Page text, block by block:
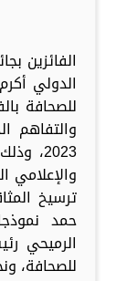
الفائزين
الدولي
للصحافة
والتفاهم
2023،
ترسيخ
حمد
الرميحي
للصحافة،